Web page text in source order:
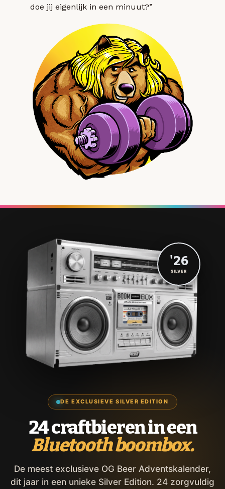
doe jij eigenlijk in een minuut?”
DE EXCLUSIEVE SILVER EDITION
24 craftbieren in een
Bluetooth boombox.
De meest exclusieve OG Beer Adventskalender,
dit jaar in een unieke Silver Edition. 24 zorgvuldig
'26
SILVER